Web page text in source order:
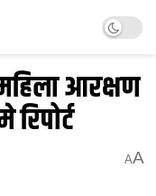
आरक्षण
AA